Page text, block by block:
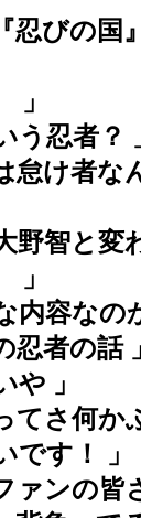
忍びの
」
う忍者？
怠け者
野智と変
」
内容なの
忍者の話 」
や 」
てさ何
です！ 」
ァンの